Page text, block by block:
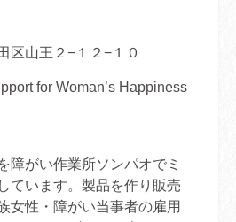
山王２−１２−１０
for Woman’s Happiness
障がい作業所ソンパオでミ
ています。製品を作り販売
女性・障がい当事者の雇用